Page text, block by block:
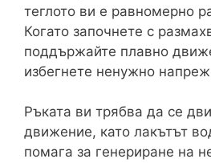
теглото ви е равномерно
Когато започнете с
поддържайте плавно
избегнете ненужно
Ръката ви трябва да се
движение, като лакътът
помага за генериране на